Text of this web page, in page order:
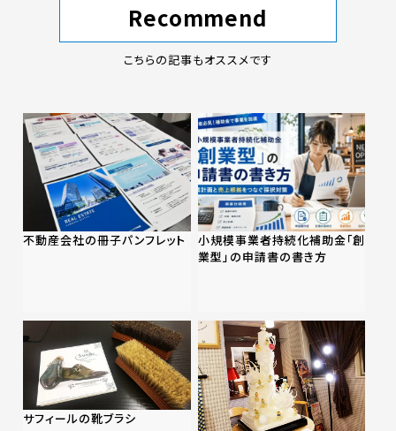
Recommend
こちらの記事もオススメです
不動産会社の冊子パンフレット
小規模事業者持続化補助金「創
業型」の申請書の書き方
サフィールの靴ブラシ